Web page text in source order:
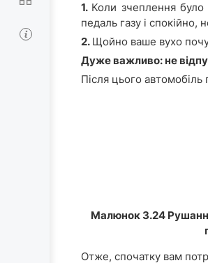
1. Коли зчеплення було
педаль газу і спокійно,
2. Щойно ваше вухо
Дуже важливо: не
Після цього
Малюнок 3.24 Рушання
Отже, спочатку вам